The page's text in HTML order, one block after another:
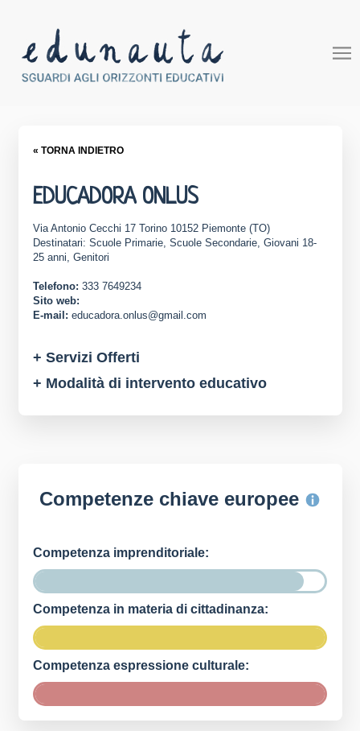
« TORNA INDIETRO
EDUCADORA ONLUS
Via Antonio Cecchi 17 Torino 10152 Piemonte (TO)
Destinatari: Scuole Primarie, Scuole Secondarie, Giovani 18-
25 anni, Genitori
Telefono: 333 7649234
Sito web:
E-mail: educadora.onlus@gmail.com
+ Servizi Offerti
+ Modalità di intervento educativo
Competenze chiave europee
Competenza imprenditoriale:
Competenza in materia di cittadinanza:
Competenza espressione culturale: